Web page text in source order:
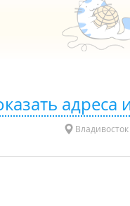
адреса
Владивосток